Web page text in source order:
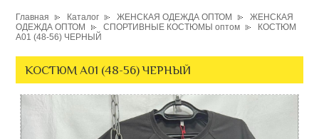
Главная Каталог ЖЕНСКАЯ ОДЕЖДА ОПТОМ
ЖЕНСКАЯ
ОДЕЖДА ОПТОМ
СПОРТИВНЫЕ КОСТЮМЫ оптом
КОСТЮМ
A01 (48-56) ЧЕРНЫЙ
КОСТЮМ A01 (48-56) ЧЕРНЫЙ